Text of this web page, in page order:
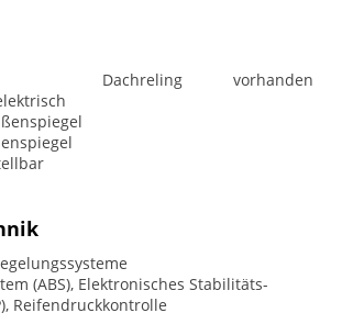
Dachreling vorhanden
(ABS), Elektronisches Stabilitäts-
Reifendruckkontrolle